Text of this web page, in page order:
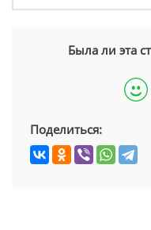
Была ли эта
Поделиться: